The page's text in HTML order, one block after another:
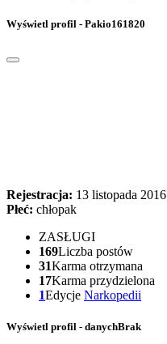
Wyświetl profil - Pakio161820
Rejestracja: 13 listopada 2016
Płeć: chłopak
ZASŁUGI
169Liczba postów
31Karma otrzymana
17Karma przydzielona
1Edycje Narkopedii
Wyświetl profil - danychBrak